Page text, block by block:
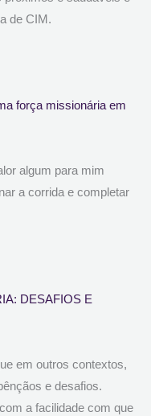
de CIM.
força missionária em
algum para mim
a corrida e completar
DESAFIOS E
em outros contextos,
e desafios.
a facilidade com que